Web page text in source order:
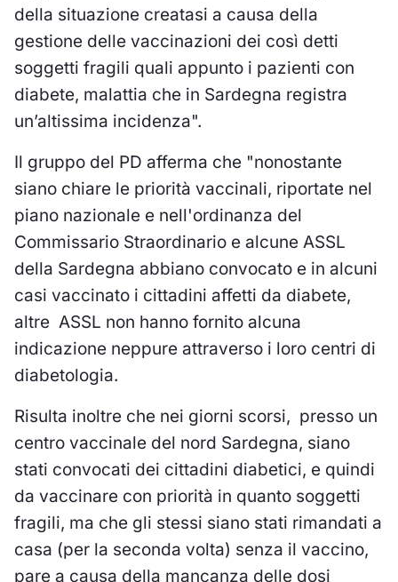
della situazione creatasi a causa della
gestione delle vaccinazioni dei così detti
soggetti fragili quali appunto i pazienti con
diabete, malattia che in Sardegna registra
un’altissima incidenza".
Il gruppo del PD afferma che "nonostante
siano chiare le priorità vaccinali, riportate nel
piano nazionale e nell'ordinanza del
Commissario Straordinario e alcune ASSL
della Sardegna abbiano convocato e in alcuni
casi vaccinato i cittadini affetti da diabete,
altre ASSL non hanno fornito alcuna
indicazione neppure attraverso i loro centri di
diabetologia.
Risulta inoltre che nei giorni scorsi, presso un
centro vaccinale del nord Sardegna, siano
stati convocati dei cittadini diabetici, e quindi
da vaccinare con priorità in quanto soggetti
fragili, ma che gli stessi siano stati rimandati a
casa (per la seconda volta) senza il vaccino,
pare a causa della mancanza delle dosi